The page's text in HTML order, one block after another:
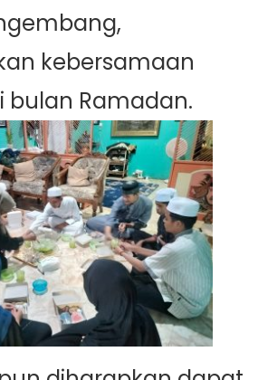
kebersamaan
bulan Ramadan.